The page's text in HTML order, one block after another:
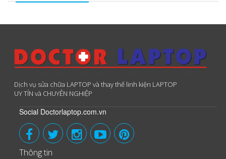
Dịch vụ sửa chữa LAPTOP và thay thế linh kiện LAPTOP
UY TÍN và CHUYÊN NGHIỆP
Social Doctorlaptop.com.vn
Thông tin